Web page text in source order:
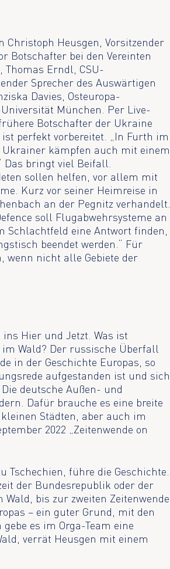
Heusgen, Vorsitzender
Botschafter bei den Vereinten
Thomas Erndl, CSU-
Sprecher des Auswärtigen
Davies, Osteuropa-
München. Per Live-
Botschafter der Ukraine
perfekt vorbereitet. „In Furth im
Ukrainer kämpfen auch mit einem
Das bringt viel Beifall.
sollen helfen, vor allem mit
Kurz vor seiner Heimreise in
an der Pegnitz verhandelt.
soll Flugabwehrsysteme an
Schlachtfeld eine Antwort finden,
beendet werden.“ Für
wenn nicht alle Gebiete der
Hier und Jetzt. Was ist
Wald? Der russische Überfall
in der Geschichte Europas, so
aufgestanden ist und sich
deutsche Außen- und
Dafür brauche es eine breite
Städten, aber auch im
2022 „Zeitenwende on
Tschechien, führe die Geschichte.
der Bundesrepublik oder der
bis zur zweiten Zeitenwende
– ein guter Grund, mit den
es im Orga-Team eine
verrät Heusgen mit einem